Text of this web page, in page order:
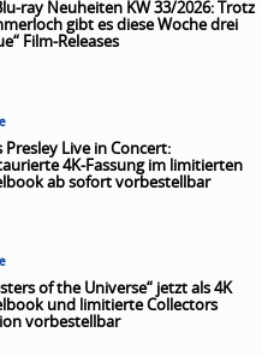
ray Neuheiten KW 33/2026: Trotz
gibt es diese Woche drei
Film-Releases
Presley Live in Concert:
4K-Fassung im limitierten
ab sofort vorbestellbar
of the Universe“ jetzt als 4K
und limitierte Collectors
vorbestellbar